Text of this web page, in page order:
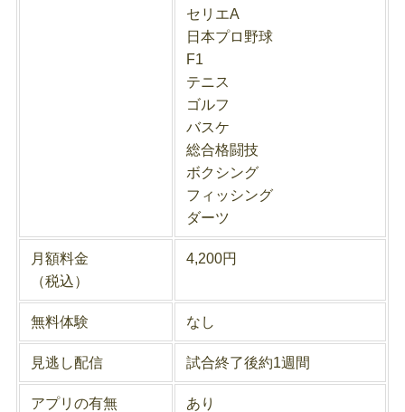
セリエA
日本プロ野球
F1
テニス
ゴルフ
バスケ
総合格闘技
ボクシング
フィッシング
ダーツ
月額料金
（税込）
4,200円
無料体験 なし
見逃し配信 試合終了後約1週間
アプリの有無 あり